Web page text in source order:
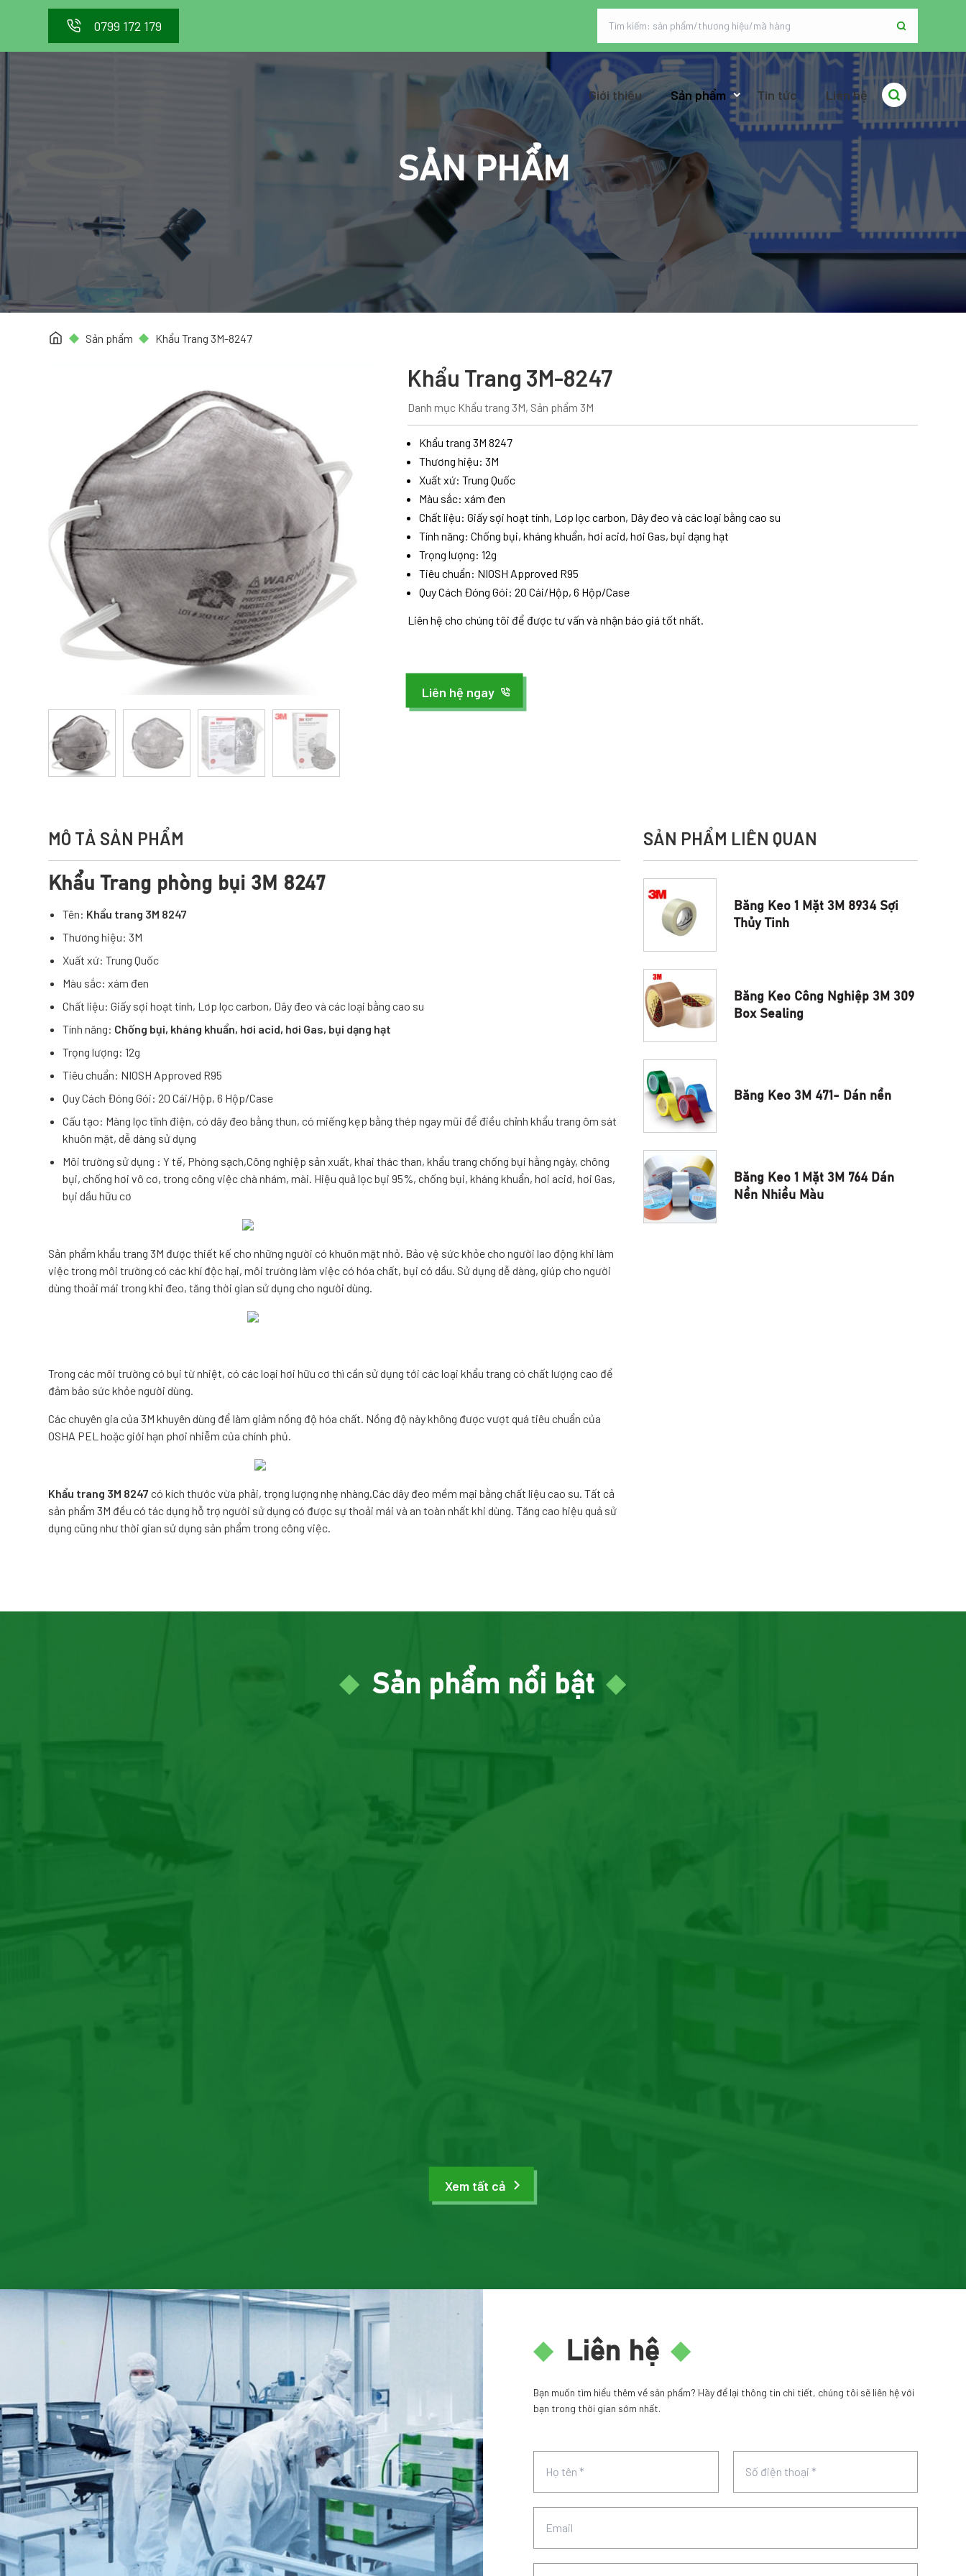
0799 172 179
Giới thiệu Sản phẩm Tin tức Liên hệ
SẢN PHẨM
Sản phẩm Khẩu Trang 3M-8247
Khẩu Trang 3M-8247
Danh mục Khẩu trang 3M, Sản phẩm 3M
Khẩu trang 3M 8247
Thương hiệu: 3M
Xuất xứ: Trung Quốc
Màu sắc: xám đen
Chất liệu: Giấy sợi hoạt tính, Lơp lọc carbon, Dây đeo và các loại bằng cao su
Tính năng: Chống bụi, kháng khuẩn, hơi acid, hơi Gas, bụi dạng hạt
Trọng lượng: 12g
Tiêu chuẩn: NIOSH Approved R95
Quy Cách Đóng Gói: 20 Cái/Hộp, 6 Hộp/Case
Liên hệ cho chúng tôi để được tư vấn và nhận báo giá tốt nhất.
Liên hệ ngay
MÔ TẢ SẢN PHẨM
Khẩu Trang phòng bụi 3M 8247
Tên: Khẩu trang 3M 8247
Thương hiệu: 3M
Xuất xứ: Trung Quốc
Màu sắc: xám đen
Chất liệu: Giấy sợi hoạt tính, Lơp lọc carbon, Dây đeo và các loại bằng cao su
Tính năng: Chống bụi, kháng khuẩn, hơi acid, hơi Gas, bụi dạng hạt
Trọng lượng: 12g
Tiêu chuẩn: NIOSH Approved R95
Quy Cách Đóng Gói: 20 Cái/Hộp, 6 Hộp/Case
Cấu tạo: Màng lọc tĩnh điện, có dây đeo bằng thun, có miếng kẹp bằng thép ngay mũi để điều chỉnh khẩu trang ôm sát
khuôn mặt, dễ dàng sử dụng
Môi trường sử dụng : Y tế, Phòng sạch,Công nghiệp sản xuất, khai thác than, khẩu trang chống bụi hằng ngày, chông
bụi, chống hơi vô cơ, trong công việc chà nhám, mài. Hiệu quả lọc bụi 95%, chống bụi, kháng khuẩn, hơi acid, hơi Gas,
bụi dầu hữu cơ
Sản phẩm khẩu trang 3M được thiết kế cho những người có khuôn mặt nhỏ. Bảo vệ sức khỏe cho người lao động khi làm
việc trong môi trường có các khí độc hại, môi trường làm việc có hóa chất, bụi có dầu. Sử dụng dễ dàng, giúp cho người
dùng thoải mái trong khi đeo, tăng thời gian sử dụng cho người dùng.
Trong các môi trường có bụi từ nhiệt, có các loại hơi hữu cơ thì cần sử dụng tới các loại khẩu trang có chất lượng cao để
đảm bảo sức khỏe người dùng.
Các chuyên gia của 3M khuyên dùng để làm giảm nồng độ hóa chất. Nồng độ này không được vượt quá tiêu chuẩn của
OSHA PEL hoặc giới hạn phơi nhiễm của chính phủ.
Khẩu trang 3M 8247 có kích thước vừa phải, trọng lượng nhẹ nhàng.Các dây đeo mềm mại bằng chất liệu cao su. Tất cả
sản phẩm 3M đều có tác dụng hỗ trợ người sử dụng có được sự thoải mái và an toàn nhất khi dùng. Tăng cao hiệu quả sử
dụng cũng như thời gian sử dụng sản phẩm trong công việc.
SẢN PHẨM LIÊN QUAN
Băng Keo 1 Mặt 3M 8934 Sợi
Thủy Tinh
Băng Keo Công Nghiệp 3M 309
Box Sealing
Băng Keo 3M 471- Dán nền
Băng Keo 1 Mặt 3M 764 Dán
Nền Nhiều Màu
Sản phẩm nổi bật
Xem tất cả
Liên hệ
Bạn muốn tìm hiểu thêm về sản phẩm? Hãy để lại thông tin chi tiết, chúng tôi sẽ liên hệ với
bạn trong thời gian sớm nhất.